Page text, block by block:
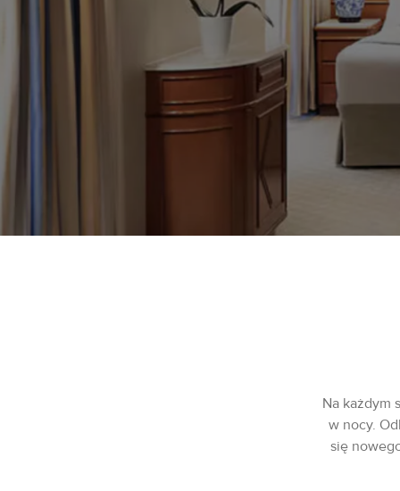
Na każdym
w nocy.
się